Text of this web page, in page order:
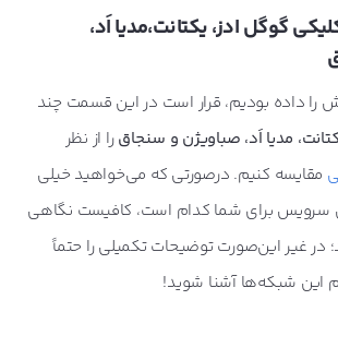
گوگل ادز، یکتانت،مدیا اَد،
را داده بودیم، قرار است در این قسمت چند
مدیا اَد، صباویژن و سنجاقرا از نظر
مقایسه کنیم. درصورتی ‌که می‌خواهید خیلی
سرویس برای شما کدام است، کافیست نگاهی
در غیر این‌صورت توضیحات تکمیلی را حتماً
این شبکه‌ها آشنا شوید!